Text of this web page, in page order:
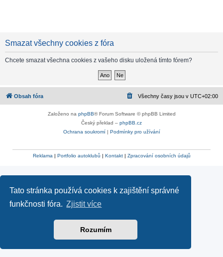
Tato stránka používá cookies k zajištění správné
funkčnosti fóra. Zjistit více
Rozumím
Smazat všechny cookies z fóra
Chcete smazat všechna cookies z vašeho disku uložená tímto fórem?
Obsah fóra Všechny časy jsou v UTC+02:00
Založeno na phpBB® Forum Software © phpBB Limited
Český překlad – phpBB.cz
Ochrana soukromí| Podmínky pro užívání
Reklama | Portfolio autoklubů | Kontakt| Zpracování osobních údajů